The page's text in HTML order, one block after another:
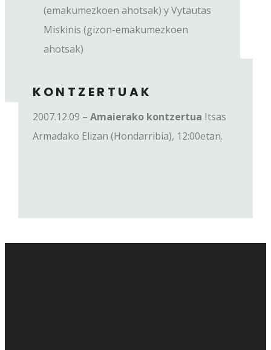
(emakumezkoen ahotsak) y Vytautas
Miskinis (gizon-emakumezkoen
ahotsak)
KONTZERTUAK
2007.12.09 – Amaierako kontzertua Itsas
Armadako Elizan (Hondarribia), 12:00etan.